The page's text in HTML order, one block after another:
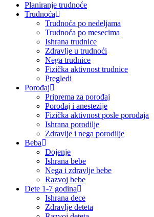
Planiranje trudnoće
Trudnoća
Trudnoća po nedeljama
Trudnoća po mesecima
Ishrana trudnice
Zdravlje u trudnoći
Nega trudnice
Fizička aktivnost trudnice
Pregledi
Porođaj
Priprema za porođaj
Porođaj i anestezije
Fizička aktivnost posle porođaja
Ishrana porodilje
Zdravlje i nega porodilje
Beba
Dojenje
Ishrana bebe
Nega i zdravlje bebe
Razvoj bebe
Dete 1-7 godina
Ishrana dece
Zdravlje deteta